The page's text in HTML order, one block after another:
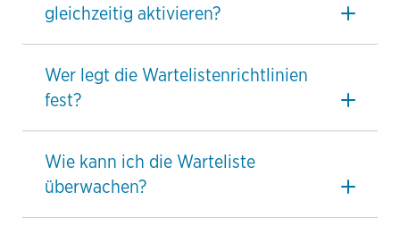
gleichzeitig aktivieren?
Wer legt die Wartelistenrichtlinien
fest?
Wie kann ich die Warteliste
überwachen?